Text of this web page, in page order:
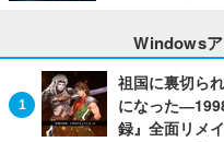
Windows
祖国に裏切ら
になった
録』全面リメ